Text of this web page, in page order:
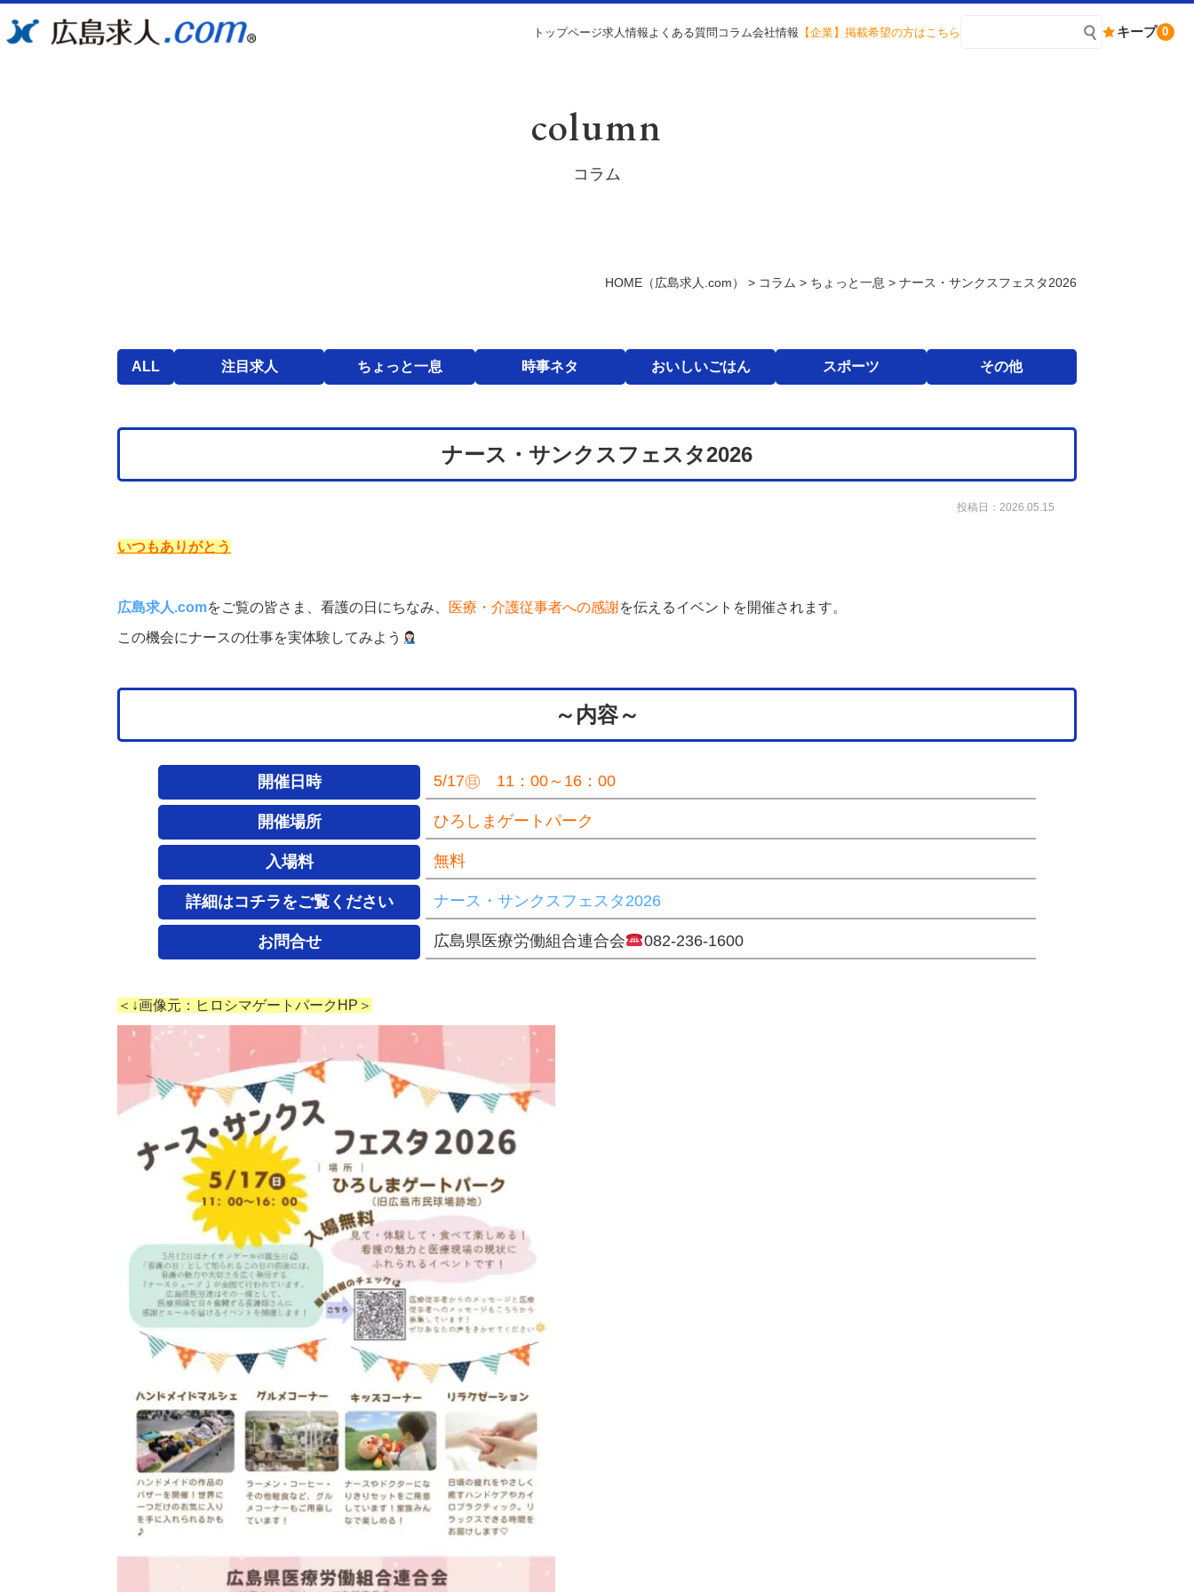
トップページ求人情報よくある質問 コラム会社情報 【企業】掲載希望の方はこちら キープ 0
column
コラム
HOME （広島求人.com） > コラム > ちょっと一息 > ナース・サンクスフェスタ2026
ALL 注目求人 ちょっと一息 時事ネタ おいしいごはん スポーツ その他
ナース・サンクスフェスタ2026
投稿日：2026.05.15
いつもありがとう
広島求人.comをご覧の皆さま、 看護の日にちなみ、 医療・介護従事者への感謝を伝えるイベントを開催されます。
この機会にナースの仕事を実体験してみよう
～内容～
開催日時 5/17㊐ 11：00～16：00
開催場所 ひろしまゲートパーク
入場料 無料
詳細はコチラをご覧ください ナース・サンクスフェスタ2026
お問合せ 広島県医療労働組合連合会 082-236-1600
＜↓画像元：ヒロシマゲートパークHP＞